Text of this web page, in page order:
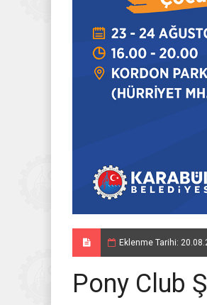
Eklenme Tarihi:
Pony Club